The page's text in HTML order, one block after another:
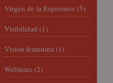
Virgen de la Esperanza (5)
Visibilidad (1)
Visión femenina (1)
Webinars (2)